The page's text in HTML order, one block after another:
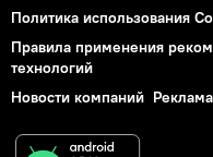
Политика использования
Правила применения
технологий
Новости компаний Реклама